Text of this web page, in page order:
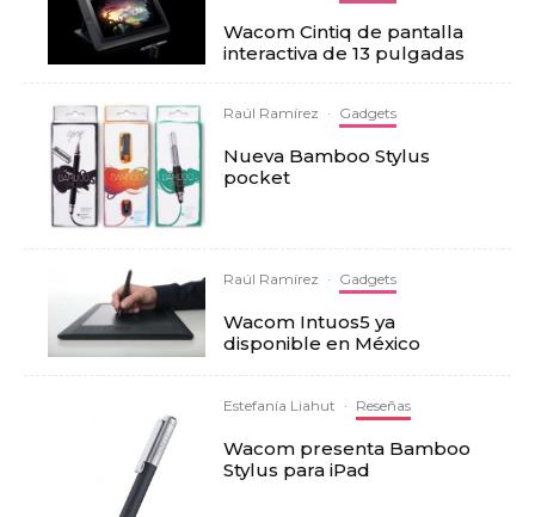
Wacom Cintiq de pantalla
interactiva de 13 pulgadas
Raúl Ramírez · Gadgets
Nueva Bamboo Stylus
pocket
Raúl Ramírez · Gadgets
Wacom Intuos5 ya
disponible en México
Estefanía Liahut · Reseñas
Wacom presenta Bamboo
Stylus para iPad